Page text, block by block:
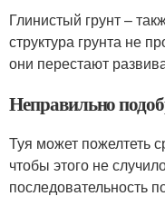
Глинистый грунт –
структура грунта не
они перестают
Неправильно
Туя может пожелтеть
чтобы этого не
последовательность